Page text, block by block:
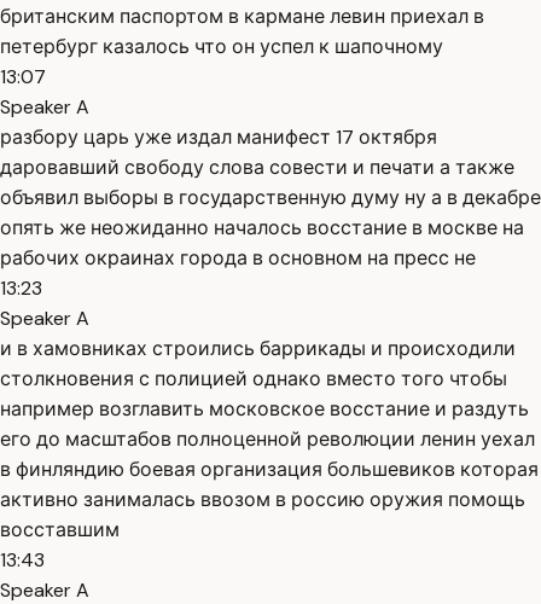
британским паспортом в кармане левин приехал в
петербург казалось что он успел к шапочному
13:07
Speaker A
разбору царь уже издал манифест 17 октября
даровавший свободу слова совести и печати а также
объявил выборы в государственную думу ну а в декабре
опять же неожиданно началось восстание в москве на
рабочих окраинах города в основном на пресс не
13:23
Speaker A
и в хамовниках строились баррикады и происходили
столкновения с полицией однако вместо того чтобы
например возглавить московское восстание и раздуть
его до масштабов полноценной революции ленин уехал
в финляндию боевая организация большевиков которая
активно занималась ввозом в россию оружия помощь
восставшим
13:43
Speaker A